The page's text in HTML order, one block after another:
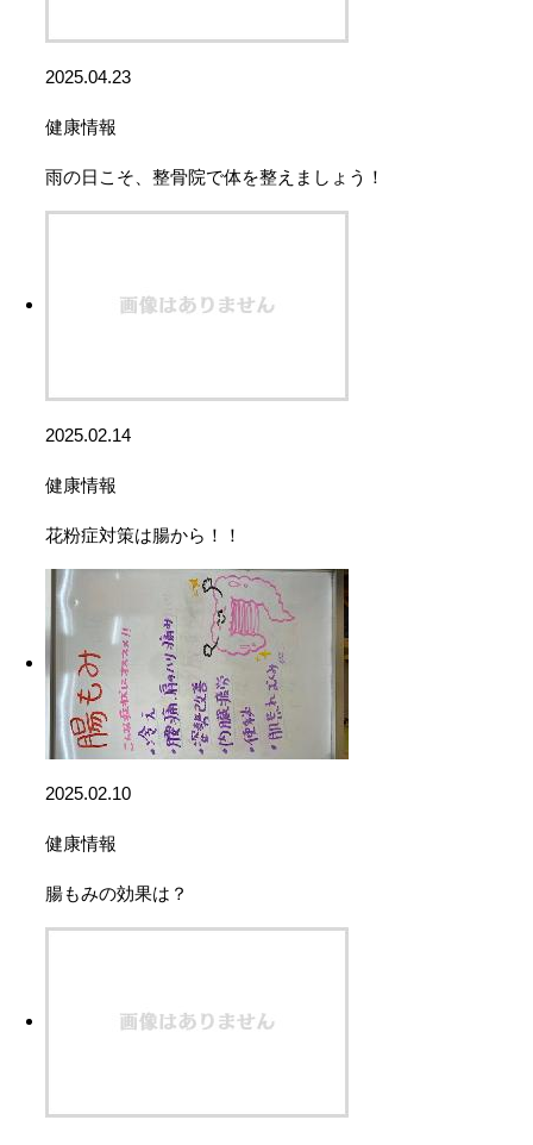
2025.04.23
健康情報
雨の日こそ、整骨院で体を整えましょう！
2025.02.14
健康情報
花粉症対策は腸から！！
2025.02.10
健康情報
腸もみの効果は？